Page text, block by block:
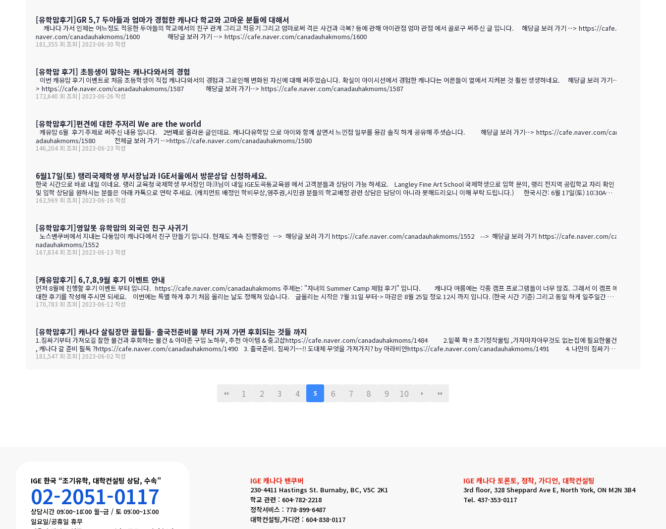
[유학맘후기]GR 5,7 두아들과 엄마가 경험한 캐나다 학교와 고마운 분들에 대해서
캐나다 가서 인제는 어느정도 적응한 두아들의 학교에서의 친구 관계 그리고 적응기 그리고 엄마로써 격은 사건과 극복? 등에 관해 아이관점 엄마 관점 에서 골로구 써주신 글 입니다. 해당글 보러 가기 --> https://cafe.
naver.com/canadauhakmoms/1600 해당글 보러 가기 --> https://cafe.naver.com/canadauhakmoms/1600
181,355 회 조회 | 2023-06-30 작성
[유학맘 후기] 초등생이 말하는 캐나다와서의 경험
이번 캐유맘 후기 이벤트로 처음 초등학생이 직접 캐나다와서의 경험과 그로인해 변화된 자신에 대해 써주었습니다. 확실이 아이시선에서 경험한 캐나다는 어른들이 옆에서 지켜본 것 훨씬 생생하네요. 해당글 보러 가기--
> https://cafe.naver.com/canadauhakmoms/1587 해당글 보러 가기--> https://cafe.naver.com/canadauhakmoms/1587
172,640 회 조회 | 2023-06-26 작성
[유학맘후기]편견에 대한 주저리 We are the world
캐유맘 6월 후기 주제로 써주신 내용 입니다. 2번째로 올라온 글인데요. 캐나다유학맘 으로 아이와 함께 살면서 느낀점 일부를 용감 솔직 하게 공유해 주셧습니다. 해당글 보러 가기--> https://cafe.naver.com/can
adauhakmoms/1580 전체글 보러 가기 -->https://cafe.naver.com/canadauhakmoms/1580
146,204 회 조회 | 2023-06-23 작성
6월17일(토) 랭리국제학생 부서장님과 IGE서울에서 방문상담 신청하세요.
한국 시간으로 바로 내일 이네요. 랭리 교육청 국제학생 부서장인 마크님이 내일 IGE도곡동교육원 에서 고객분들과 상담이 가능 하세요. Langley Fine Art School 국제학생으로 입학 문의, 랭리 전지역 공립학교 자리 확인
및 입학 상담을 원하시는 분들은 아래 카톡으로 연락 주세요. (캐치먼트 배정인 학비무상,영주권,시민권 분들의 학교배정 관련 상담은 담당이 아니라 못해드리오니 이해 부탁 드립니다.) 한국시간: 6월 17일(토) 10:30AM -
13:00 사전예약 필수 입니다. ● IGE 카카오톡 사전예약 (자녀분 학년, 간단이 상담 원하는 내용을 알려주세요.) http://pf.kakao.com/_FnxmIxj/chat 랭리 교육청 (Langley School District) 상담진행: Mr. Mark Lei
162,969 회 조회 | 2023-06-16 작성
[유학맘후기]영알못 유학맘의 외국인 친구 사귀기
노스밴쿠버에서 지내는 다둥맘이 캐나다에서 친구 만들기 입니다. 현재도 계속 진행중인 --> 해당글 보러 가기 https://cafe.naver.com/canadauhakmoms/1552 --> 해당글 보러 가기 https://cafe.naver.com/ca
nadauhakmoms/1552
167,834 회 조회 | 2023-06-13 작성
[캐유맘후기] 6,7,8,9월 후기 이벤트 안내
먼저 8월에 진행할 후기 이벤트 부터 입니다. https://cafe.naver.com/canadauhakmoms 주제는: "자녀의 Summer Camp 체험 후기" 입니다. 캐나다 여름에는 각종 캠프 프로그램들이 너무 많죠. 그래서 이 캠프 에
대한 후기를 작성해 주시면 되세요. 이번에는 특별 하게 후기 처음 올리는 날도 정해져 있습니다. 글올리는 시작은 7월 31일 부터-> 마감은 8월 25일 정오 12시 까지 입니다. (한국 시간 기준) 그리고 동일 하게 일주일간 공
개 투표 기간을 가지고 발표 하겟습니다. 캠프 서치 부터, 등록, 체험 후기 등 해서 캠프 관련 어떤 내용도 좋습니다. $300 대상 1가족 $200 최우수상 2가족 $100 우수…
170,783 회 조회 | 2023-06-12 작성
[유학맘후기] 캐나다 살림장만 끌팁들- 출국전준비물 부터 가져 가면 후회되는 것들 까지
1.짐싸기부터 가져오길 잘한 물건과 후회하는 물건 & 아마존 구입 노하우, 추천 아이템 & 중고샵https://cafe.naver.com/canadauhakmoms/1484 2.밑쭉 쫙 !! 초기정착꿀팁 ,가자마자아무것도 없는집에 필요한물건
, 캐나다 갈 준비 필독 ?https://cafe.naver.com/canadauhakmoms/1490 3. 출국준비. 짐싸기~~!! 도대체 무엇을 가져가지? by 아라비안https://cafe.naver.com/canadauhakmoms/1491 4. 나만의 짐싸기 필
수품목 TOP10 by 라호야맘https://cafe.naver.com/canadauhakmoms/1493 5. 출국 짐싸기 노하우 :) by Hyo 74 https://cafe.naver.com/c…
181,547 회 조회 | 2023-06-02 작성
1 2 3 4 5 6 7 8 9 10
IGE 한국 “조기유학, 대학컨설팅 상담, 수속”
02-2051-0117
상담시간 09:00~18:00 월~금 / 토 09:00~13:00
일요일/공휴일 휴무
IGE 캐나다 밴쿠버
230-4411 Hastings St. Burnaby, BC, V5C 2K1
학교 관련 : 604-782-2218
정착서비스 : 778-899-6487
대학컨설팅,가디언 : 604-838-0117
IGE 캐나다 토론토, 정착, 가디언, 대학컨설팅
3rd floor, 328 Sheppard Ave E, North York, ON M2N 3B4
Tel. 437-353-0117